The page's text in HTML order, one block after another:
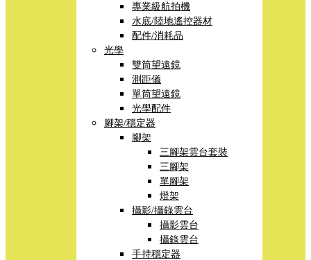
專業級航拍機
水底/陸地遙控器材
配件/消耗品
光學
雙筒望遠鏡
測距儀
單筒望遠鏡
光學配件
腳架/穩定器
腳架
三腳架雲台套裝
三腳架
單腳架
燈架
攝影/攝錄雲台
攝影雲台
攝錄雲台
手持穩定器